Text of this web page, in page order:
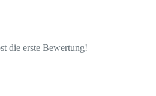
die erste Bewertung!